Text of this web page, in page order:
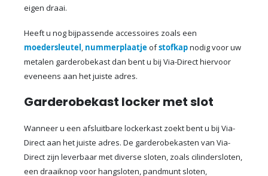
eigen draai.
Heeft u nog bijpassende accessoires zoals een
moedersleutel , nummerplaatjeofstofkapnodig voor uw
metalen garderobekast dan bent u bij Via-Direct hiervoor
eveneens aan het juiste adres.
Garderobekast locker met slot
Wanneer u een afsluitbare lockerkast zoekt bent u bij Via-
Direct aan het juiste adres. De garderobekasten van Via-
Direct zijn leverbaar met diverse sloten, zoals cilindersloten,
een draaiknop voor hangsloten, pandmunt sloten,